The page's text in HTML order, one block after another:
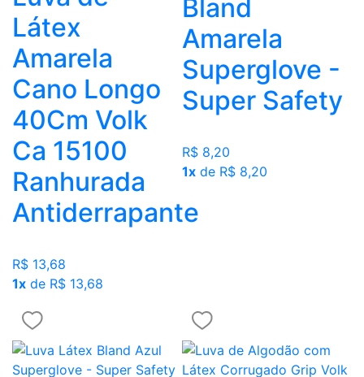
Látex
Amarela
Cano Longo
40Cm Volk
Ca 15100
Ranhurada
Antiderrapante
R$ 13,68
1x de R$ 13,68
Bland
Amarela
Superglove -
Super Safety
R$ 8,20
1x de R$ 8,20